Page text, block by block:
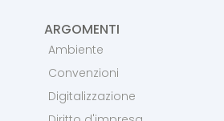
ARGOMENTI
Ambiente
Convenzioni
Digitalizzazione